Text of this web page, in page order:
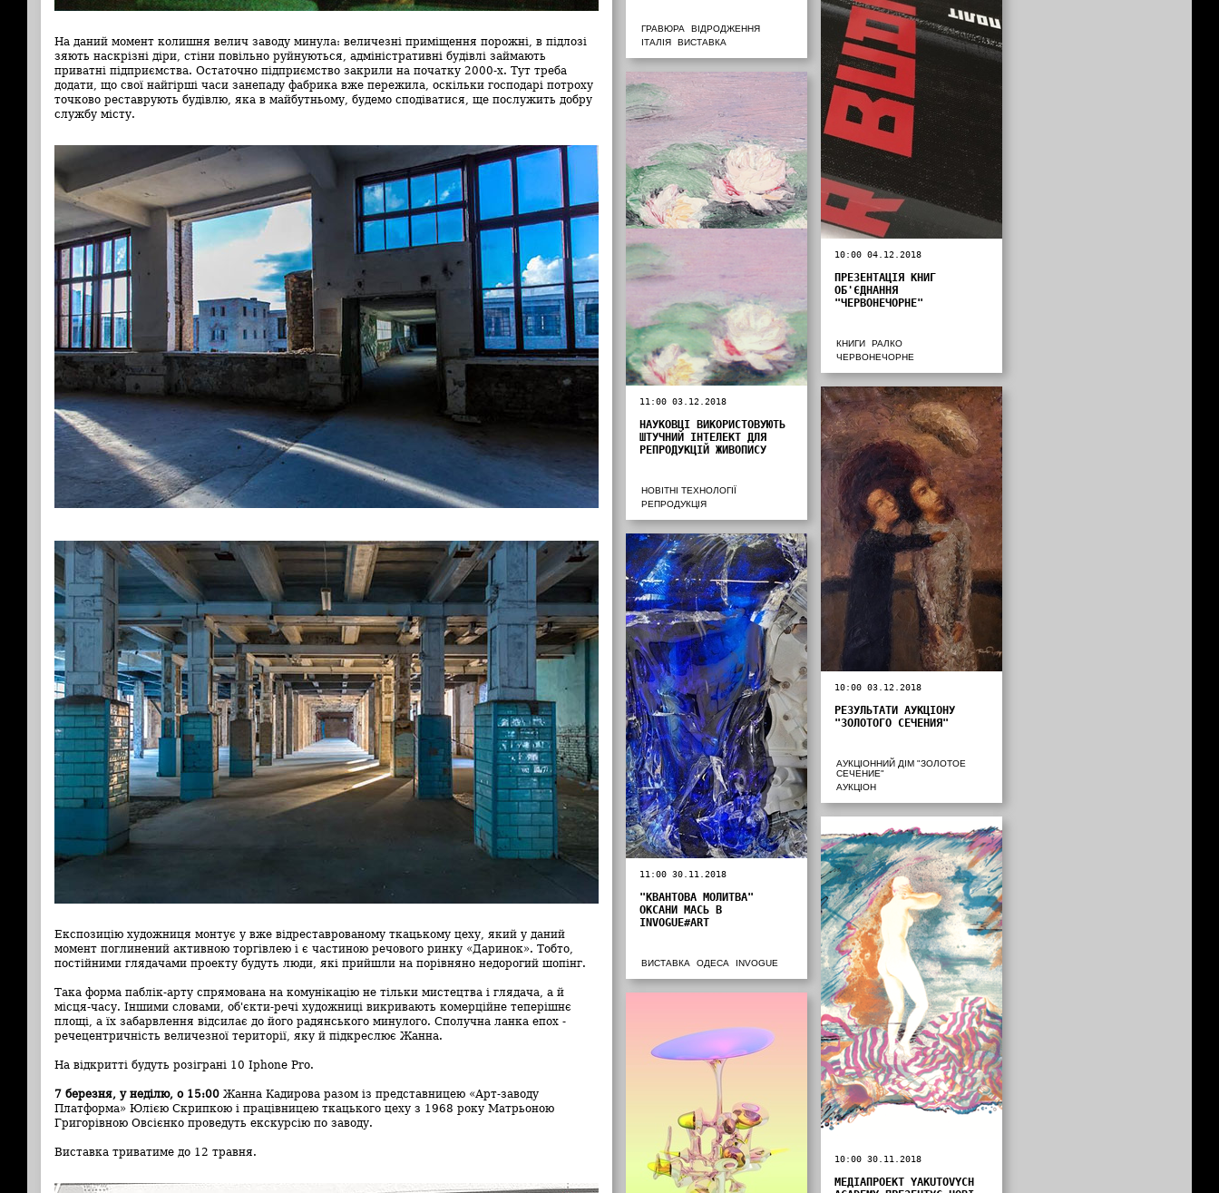
На даний момент колишня велич заводу минула: величезні приміщення порожні, в підлозі
зяють наскрізні діри, стіни повільно руйнуються, адміністративні будівлі займають
приватні підприємства. Остаточно підприємство закрили на початку 2000-х. Тут треба
додати, що свої найгірші часи занепаду фабрика вже пережила, оскільки господарі потроху
точково реставрують будівлю, яка в майбутньому, будемо сподіватися, ще послужить добру
службу місту.
Експозицію художниця монтує у вже відреставрованому ткацькому цеху, який у даний
момент поглинений активною торгівлею і є частиною речового ринку «Даринок». Тобто,
постійними глядачами проекту будуть люди, які прийшли на порівняно недорогий шопінг.
Така форма паблік-арту спрямована на комунікацію не тільки мистецтва і глядача, а й
місця-часу. Іншими словами, об'єкти-речі художниці викривають комерційне теперішнє
площі, а їх забарвлення відсилає до його радянського минулого. Сполучна ланка епох -
речецентричність величезної території, яку й підкреслює Жанна.
На відкритті будуть розіграні 10 Iphone Pro.
7 березня, у неділю, о 15:00 Жанна Кадирова разом із представницею «Арт-заводу
Платформа» Юлією Скрипкою і працівницею ткацького цеху з 1968 року Матрьоною
Григорівною Овсієнко проведуть екскурсію по заводу.
Виставка триватиме до 12 травня.
ГРАВЮРА
ВІДРОДЖЕННЯ
ІТАЛІЯ
ВИСТАВКА
10:00 04.12.2018
ПРЕЗЕНТАЦІЯ КНИГ
ОБ'ЄДНАННЯ
"ЧЕРВОНЕЧОРНЕ"
КНИГИ
РАЛКО
ЧЕРВОНЕЧОРНЕ
11:00 03.12.2018
НАУКОВЦІ ВИКОРИСТОВУЮТЬ
ШТУЧНИЙ ІНТЕЛЕКТ ДЛЯ
РЕПРОДУКЦІЙ ЖИВОПИСУ
НОВІТНІ ТЕХНОЛОГІЇ
РЕПРОДУКЦІЯ
10:00 03.12.2018
РЕЗУЛЬТАТИ АУКЦІОНУ
"ЗОЛОТОГО СЕЧЕНИЯ"
АУКЦІОННИЙ ДІМ "ЗОЛОТОЕ
СЕЧЕНИЕ"
АУКЦІОН
11:00 30.11.2018
"КВАНТОВА МОЛИТВА"
ОКСАНИ МАСЬ В
INVOGUE#ART
ВИСТАВКА ОДЕСА INVOGUE
10:00 30.11.2018
МЕДІАПРОЕКТ YAKUTOVYCH